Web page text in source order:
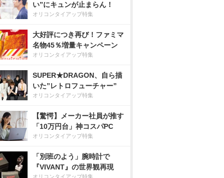
い”にキュンが止まらん！
オリコンタイアップ特集
大好評につき再び！ファミマ
名物45％増量キャンペーン
オリコンタイアップ特集
SUPER★DRAGON、自ら描
いた”レトロフューチャー”
オリコンタイアップ特集
【驚愕】メーカー社員が推す
「10万円台」神コスパPC
オリコンタイアップ特集
「別班のよう」腕時計で
『VIVANT』の世界観再現
オリコンタイアップ特集